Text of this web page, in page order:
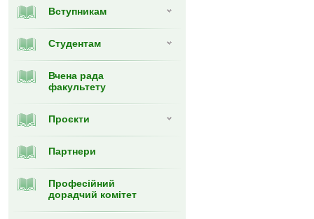
Вступникам
Студентам
Вчена рада
факультету
Проєкти
Партнери
Професійний
дорадчий комітет